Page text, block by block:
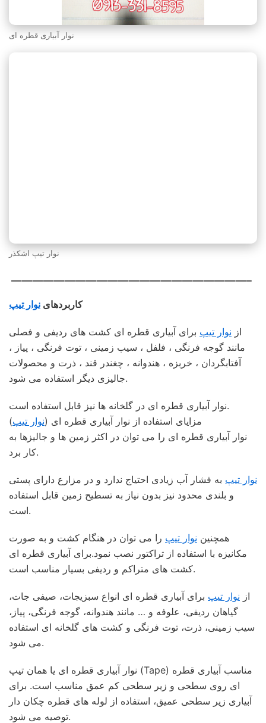
نوار آبیاری قطره ای
نوار تیپ اشکذر
——————————————————————–
کاربردهای نوار تیپ
از نوار تیپ برای آبیاری قطره ای کشت های ردیفی و فصلی
مانند گوجه فرنگی ، فلفل ، سیب زمینی ، توت فرنگی ، پیاز ،
آفتابگردان ، خربزه ، هندوانه ، چغندر قند ، ذرت و محصولات
جالیزی دیگر استفاده می شود.
نوار آبیاری قطره ای در گلخانه ها نیز قابل استفاده است.
مزایای استفاده از نوار آبیاری قطره ای (نوار تیپ)
نوار آبیاری قطره ای را می توان در اکثر زمین ها و جالیزها به
کار برد.
نوار تیپ به فشار آب زیادی احتیاج ندارد و در مزارع دارای پستی
و بلندی محدود نیز بدون نیاز به تسطیح زمین قابل استفاده
است.
همچنین نوار تیپ را می توان در هنگام کشت و به صورت
مکانیزه با استفاده از تراکتور نصب نمود.برای آبیاری قطره ای
کشت های متراکم و ردیفی بسیار مناسب است.
از نوار تیپ برای آبیاری قطره ای انواع سبزیجات، صیفی جات،
گیاهان ردیفی، علوفه و … مانند هندوانه، گوجه فرنگی، پیاز،
سیب زمینی، ذرت، توت فرنگی و کشت های گلخانه ای استفاده
می شود.
نوار آبیاری قطره ای یا همان تیپ (Tape) مناسب آبیاری قطره
ای روی سطحی و زیر سطحی کم عمق مناسب است. برای
آبیاری زیر سطحی عمیق، استفاده از لوله های قطره چکان دار
توصیه می شود.